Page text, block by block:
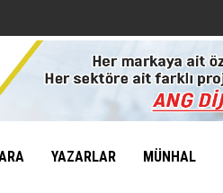
YAZARLAR MÜNHAL